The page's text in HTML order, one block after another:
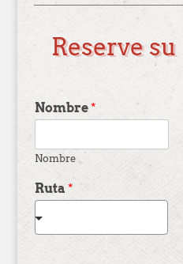
Reserve
Nombre*
Nombre
Ruta *